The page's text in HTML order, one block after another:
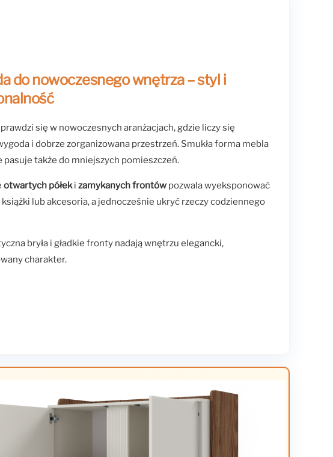
do nowoczesnego wnętrza – styl i
się w nowoczesnych aranżacjach, gdzie liczy się
i dobrze zorganizowana przestrzeń. Smukła forma mebla
pasuje także do mniejszych pomieszczeń.
otwartych półeki zamykanych frontów pozwala wyeksponować
lub akcesoria, a jednocześnie ukryć rzeczy codziennego
bryła i gładkie fronty nadają wnętrzu elegancki,
charakter.